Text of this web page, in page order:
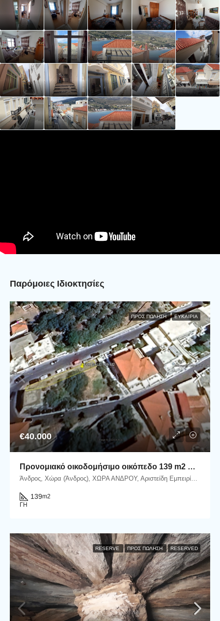
Παρόμοιες Ιδιοκτησίες
ΠΡΟΣ ΠΏΛΗΣΗ ΕΥΚΑΙΡΊΑ
€40.000
Προνομιακό οικοδομήσιμο οικόπεδο 139 m2 στην Χώρα Άνδρου.
Άνδρος, Χώρα (Άνδρος), ΧΩΡΑ ΑΝΔΡΟΥ, Αριστείδη Εμπειρίκου, Άνδρος, Δήμος Άνδρου, Περιφερειακή Ενότητα Άνδρου, Περιφέρεια Νοτίου Αιγαίου, Αποκεντρωμένη Διοίκηση Αιγαίου, 845 00, Ελλάδα
139m2
ΓΗ
RESERVE ΠΡΟΣ ΠΏΛΗΣΗ RESERVED